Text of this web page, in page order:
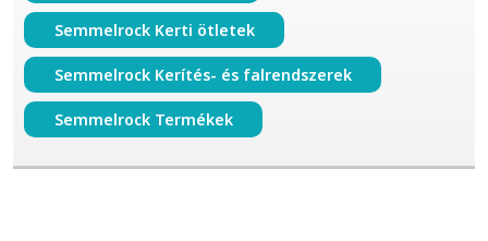
Semmelrock Kerti ötletek
Semmelrock Kerítés- és falrendszerek
Semmelrock Termékek